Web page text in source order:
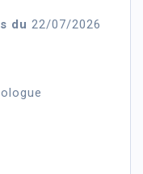
du22/07/2026